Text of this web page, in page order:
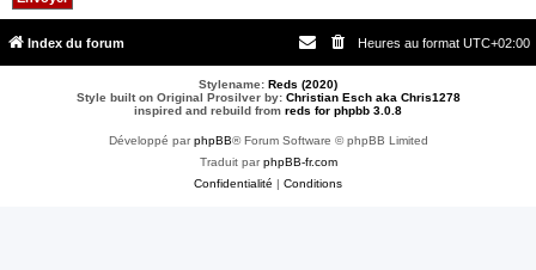
Index du forum Heures au format UTC+02:00
Stylename: Reds (2020)
Style built on Original Prosilver by: Christian Esch aka Chris1278
inspired and rebuild from reds for phpbb 3.0.8
Développé parphpBB® Forum Software © phpBB Limited
Traduit parphpBB-fr.com
Confidentialité | Conditions